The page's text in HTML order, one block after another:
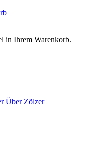
in Ihrem Warenkorb.
Über Zölzer